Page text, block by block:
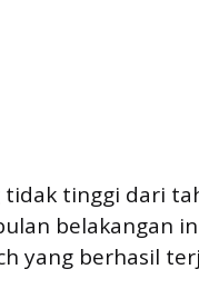
tidak tinggi dari
belakangan
yang berhasil